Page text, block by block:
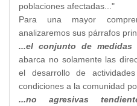
poblaciones afectadas..."
Para una mayor
analizaremos sus párrafos
...el conjunto de medidas
abarca no solamente las
el desarrollo de
condiciones a la comunidad
...no agresivas